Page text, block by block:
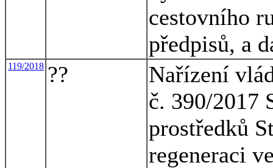
cestovního
předpisů, a
119/2018 ??
Nařízení
č. 390/2017
prostředků
regeneraci